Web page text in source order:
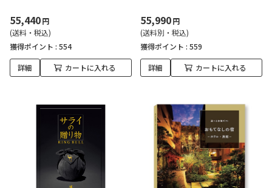
55,440円
(送料・税込)
獲得ポイント : 554
詳細 カートに入れる
55,990円
(送料別・税込)
獲得ポイント : 559
詳細 カートに入れる